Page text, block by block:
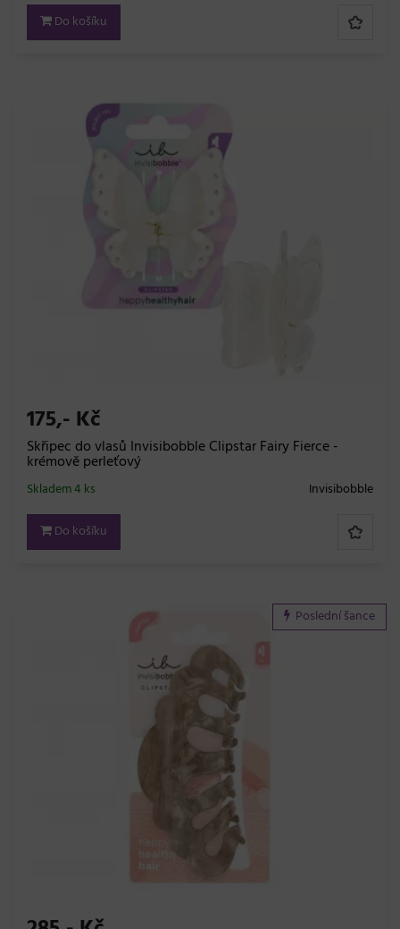
Do košíku
175,- Kč
Skřipec do vlasů Invisibobble Clipstar Fairy Fierce -
krémově perleťový
Invisibobble
Skladem 4 ks
Do košíku
Poslední šance